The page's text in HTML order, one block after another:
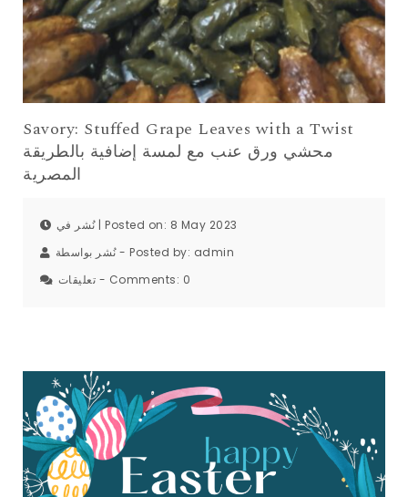
Savory: Stuffed Grape Leaves with a Twist
محشي ورق عنب مع لمسة إضافية بالطريقة
المصرية
نُشر في | Posted on: 8 May 2023
نُشر بواسطة - Posted by: admin
تعليقات - Comments: 0